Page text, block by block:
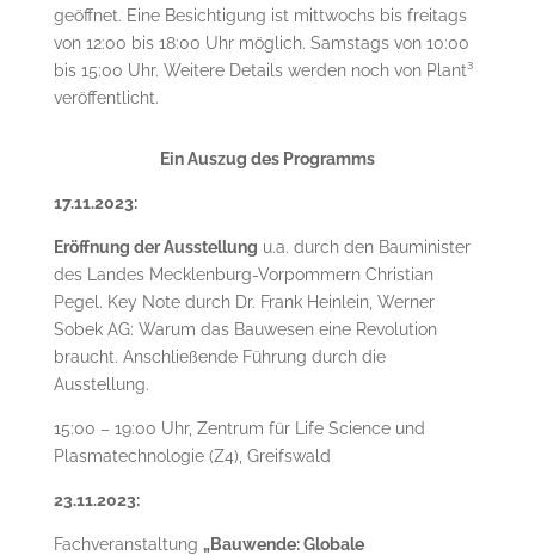
geöffnet. Eine Besichtigung ist mittwochs bis freitags
von 12:00 bis 18:00 Uhr möglich. Samstags von 10:00
bis 15:00 Uhr. Weitere Details werden noch von Plant³
veröffentlicht.
Ein Auszug des Programms
17.11.2023:
Eröffnung der Ausstellung u.a. durch den Bauminister
des Landes Mecklenburg-Vorpommern Christian
Pegel. Key Note durch Dr. Frank Heinlein, Werner
Sobek AG: Warum das Bauwesen eine Revolution
braucht. Anschließende Führung durch die
Ausstellung.
15:00 – 19:00 Uhr, Zentrum für Life Science und
Plasmatechnologie (Z4), Greifswald
23.11.2023:
Fachveranstaltung „Bauwende: Globale